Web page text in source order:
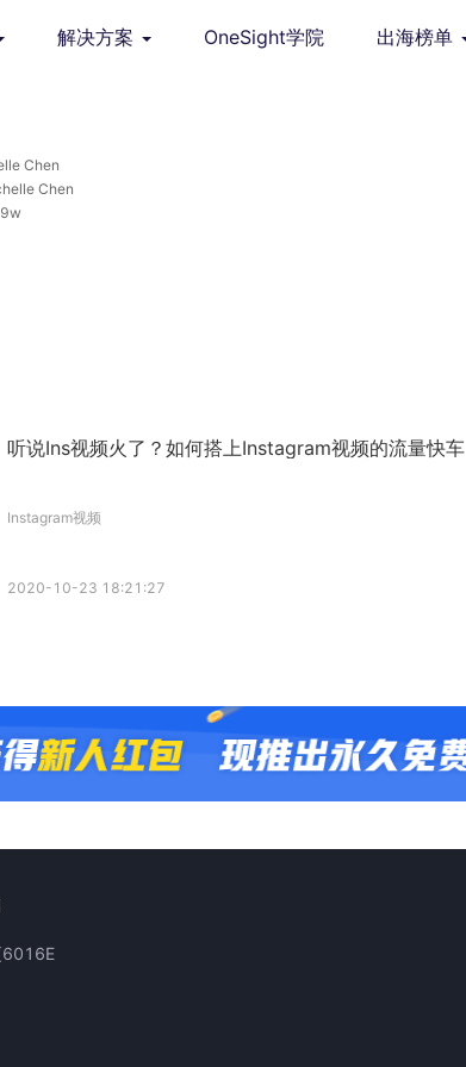
解决方案 OneSight学院 出海榜单
Chen
Chen
听说Ins视频火了？如何搭上Instagram视频的流量快车
Instagram视频
2020-10-23 18:21:27
6016E